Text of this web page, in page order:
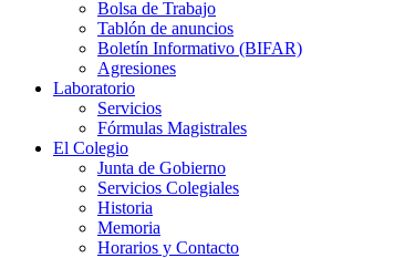
Bolsa de Trabajo
Tablón de anuncios
Boletín Informativo (BIFAR)
Agresiones
Laboratorio
Servicios
Fórmulas Magistrales
El Colegio
Junta de Gobierno
Servicios Colegiales
Historia
Memoria
Horarios y Contacto